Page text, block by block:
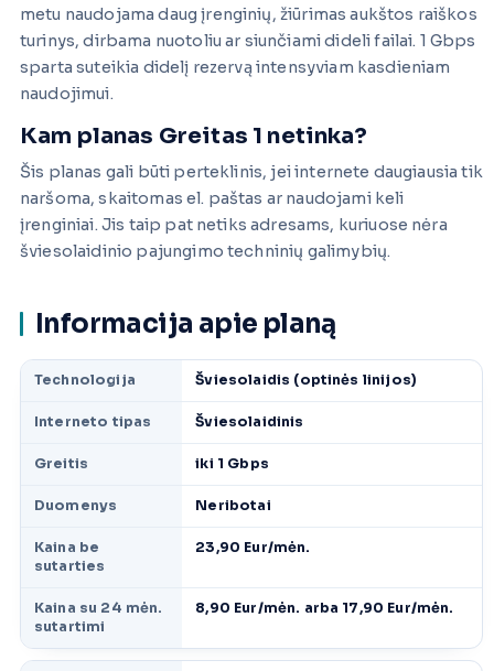
metu naudojama daug įrenginių, žiūrimas aukštos raiškos
turinys, dirbama nuotoliu ar siunčiami dideli failai. 1 Gbps
sparta suteikia didelį rezervą intensyviam kasdieniam
naudojimui.
Kam planas Greitas 1 netinka?
Šis planas gali būti perteklinis, jei internete daugiausia tik
naršoma, skaitomas el. paštas ar naudojami keli
įrenginiai. Jis taip pat netiks adresams, kuriuose nėra
šviesolaidinio pajungimo techninių galimybių.
Informacija apie planą
Technologija Šviesolaidis (optinės linijos)
Interneto tipas Šviesolaidinis
Greitis iki 1 Gbps
Duomenys Neribotai
Kaina be
sutarties
23,90 Eur/mėn.
Kaina su 24 mėn.
sutartimi
8,90 Eur/mėn. arba 17,90 Eur/mėn.